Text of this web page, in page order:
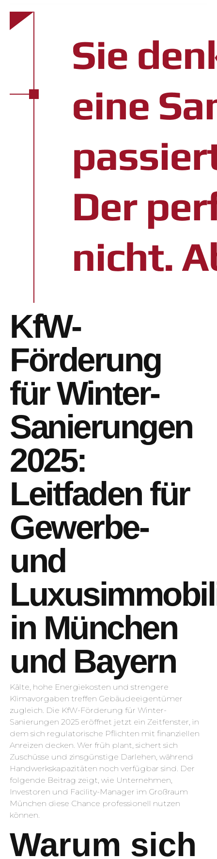
KfW-
Förderung
für Winter-
Sanierungen
2025:
Leitfaden für
Gewerbe-
und
in München
und Bayern
Kälte, hohe Energiekosten und strengere
Klimavorgaben treffen Gebäude­eigentümer
zugleich. Die KfW-Förderung für Winter-
Sanierungen 2025 eröffnet jetzt ein Zeitfenster, in
dem sich regulatorische Pflichten mit finanziellen
Anreizen decken. Wer früh plant, sichert sich
Zuschüsse und zinsgünstige Darlehen, während
Handwerks­kapazitäten noch verfügbar sind. Der
folgende Beitrag zeigt, wie Unternehmen,
Investoren und Facility-Manager im Großraum
München diese Chance professionell nutzen
können.
Warum sich